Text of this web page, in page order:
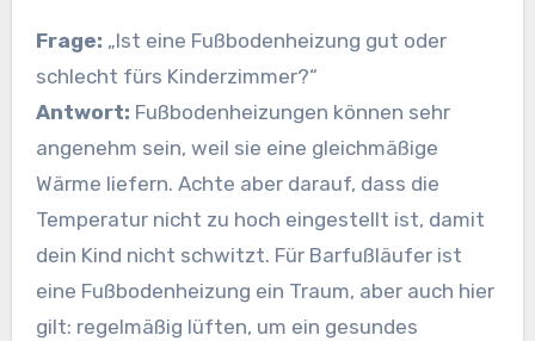
Frage: „Ist eine Fußbodenheizung gut oder
schlecht fürs Kinderzimmer?“
Antwort: Fußbodenheizungen können sehr
angenehm sein, weil sie eine gleichmäßige
Wärme liefern. Achte aber darauf, dass die
Temperatur nicht zu hoch eingestellt ist, damit
dein Kind nicht schwitzt. Für Barfußläufer ist
eine Fußbodenheizung ein Traum, aber auch hier
gilt: regelmäßig lüften, um ein gesundes